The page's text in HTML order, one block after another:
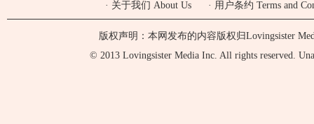
· 关于我们 About Us · 用户条约 Terms and
版权声明：本网发布的内容版权归Lovingsister
© 2013 Lovingsister Media Inc. All rights reserved.